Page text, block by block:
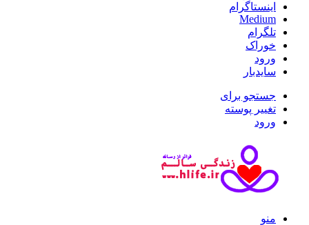
اینستاگرام
Medium
تلگرام
خوراک
ورود
سایدبار
جستجو برای
تغییر پوسته
ورود
منو